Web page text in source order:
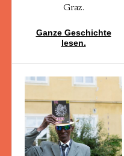
Graz.
Ganze Geschichte
lesen.